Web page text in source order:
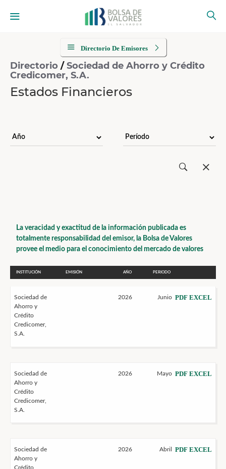
Directorio De Emisores
Directorio /Sociedad de Ahorro y Crédito
Credicomer, S.A.
Estados Financieros
La veracidad y exactitud de la información publicada es
totalmente responsabilidad del emisor, la Bolsa de Valores
provee el medio para el conocimiento del mercado de valores
INSTITUCIÓN EMISIÓN AÑO PERIODO
Sociedad de
Ahorro y
Crédito
Credicomer,
S.A.
2026 Junio PDF EXCEL
Sociedad de
Ahorro y
Crédito
Credicomer,
S.A.
2026 Mayo PDF EXCEL
Sociedad de
Ahorro y
Crédito
2026 Abril PDF EXCEL